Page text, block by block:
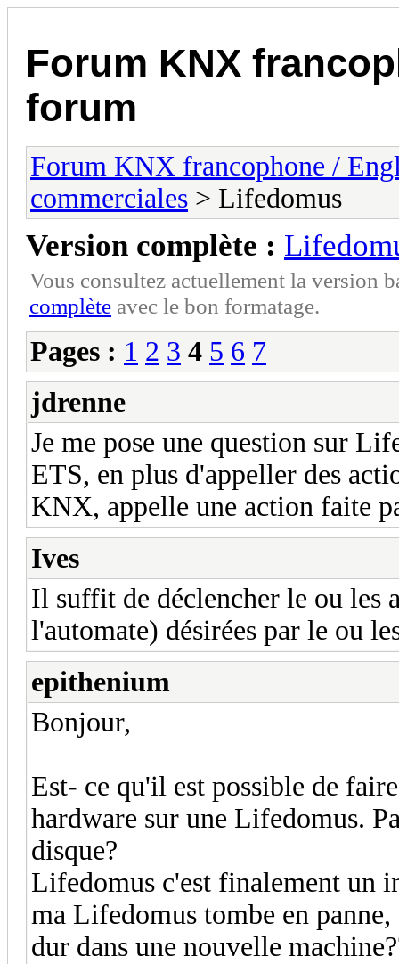
Forum KNX
forum
Forum KNX francophone /
commerciales > Lifedomus
Version complète :
Vous consultez actuellement la version
complète avec le bon formatage.
Pages : 1 2 3 4 5 6 7
jdrenne
Je me pose une question sur
ETS, en plus d'appeller des
KNX, appelle une action faite
Ives
Il suffit de déclencher le ou les
l'automate) désirées par le ou
epithenium
Bonjour,
Est- ce qu'il est possible de
hardware sur une Lifedomus.
disque?
Lifedomus c'est finalement un
ma Lifedomus tombe en
dur dans une nouvelle